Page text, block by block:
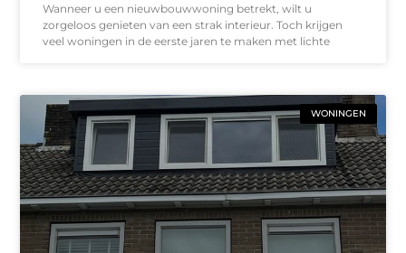
Wanneer u een nieuwbouwwoning betrekt, wilt u
zorgeloos genieten van een strak interieur. Toch krijgen
veel woningen in de eerste jaren te maken met lichte
WONINGEN